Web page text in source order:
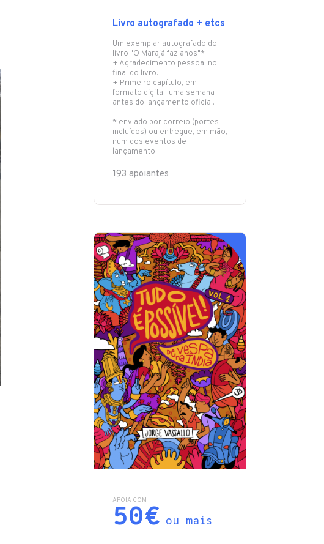
Livro autografado + etcs
Um exemplar autografado do
livro "O Marajá faz anos"*
+ Agradecimento pessoal no
final do livro.
+ Primeiro capítulo, em
formato digital, uma semana
antes do lançamento oficial.
* enviado por correio (portes
incluídos) ou entregue, em mão,
num dos eventos de
lançamento.
193 apoiantes
APOIA COM
50€ ou mais